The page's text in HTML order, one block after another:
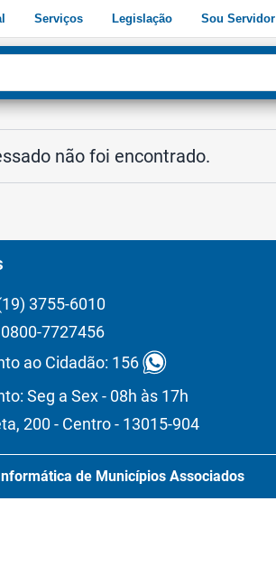
Serviços Legislação Sou Servidor
não foi encontrado.
3755-6010
7727456
ao Cidadão: 156
Seg a Sex - 08h às 17h
200 - Centro - 13015-904
de Municípios Associados